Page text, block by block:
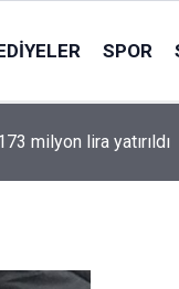
SPOR
milyon lira yatırıldı